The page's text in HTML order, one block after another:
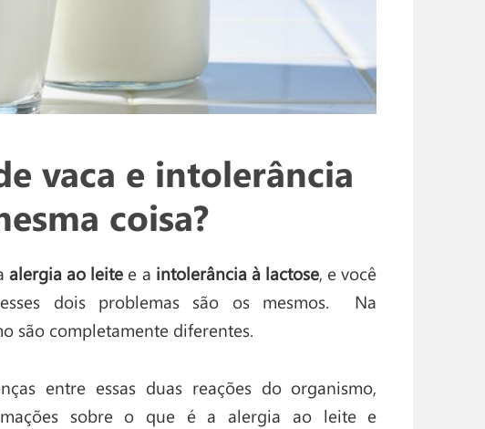
vaca e intolerância
coisa?
alergia ao leite e a intolerância à lactose, e você
dois problemas são os mesmos. Na
são completamente diferentes.
entre essas duas reações do organismo,
sobre o que é a alergia ao leite e